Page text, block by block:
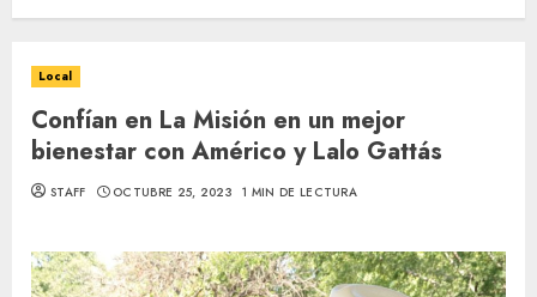
Local
Confían en La Misión en un mejor
bienestar con Américo y Lalo Gattás
STAFF OCTUBRE 25, 2023 1 MIN DE LECTURA